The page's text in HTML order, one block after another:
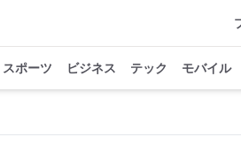
スポーツ ビジネス テック モバイル